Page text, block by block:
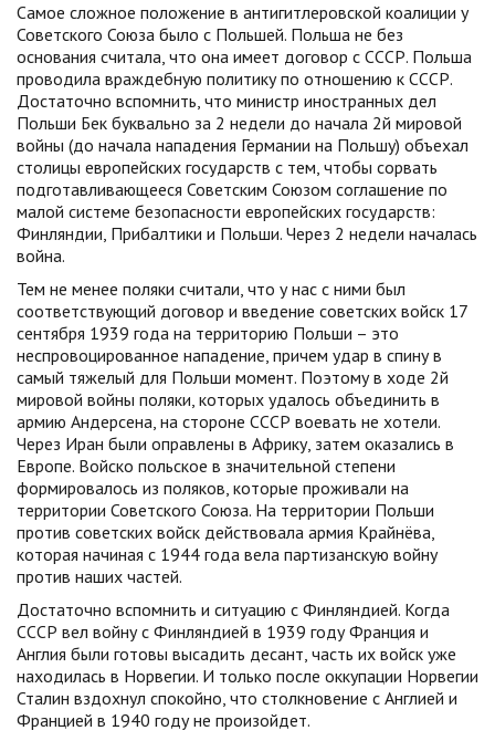
Самое сложное положение в антигитлеровской коалиции у
Советского Союза было с Польшей. Польша не без
основания считала, что она имеет договор с СССР. Польша
проводила враждебную политику по отношению к СССР.
Достаточно вспомнить, что министр иностранных дел
Польши Бек буквально за 2 недели до начала 2й мировой
войны (до начала нападения Германии на Польшу) объехал
столицы европейских государств с тем, чтобы сорвать
подготавливающееся Советским Союзом соглашение по
малой системе безопасности европейских государств:
Финляндии, Прибалтики и Польши. Через 2 недели началась
война.
Тем не менее поляки считали, что у нас с ними был
соответствующий договор и введение советских войск 17
сентября 1939 года на территорию Польши – это
неспровоцированное нападение, причем удар в спину в
самый тяжелый для Польши момент. Поэтому в ходе 2й
мировой войны поляки, которых удалось объединить в
армию Андерсена, на стороне СССР воевать не хотели.
Через Иран были оправлены в Африку, затем оказались в
Европе. Войско польское в значительной степени
формировалось из поляков, которые проживали на
территории Советского Союза. На территории Польши
против советских войск действовала армия Крайнёва,
которая начиная с 1944 года вела партизанскую войну
против наших частей.
Достаточно вспомнить и ситуацию с Финляндией. Когда
СССР вел войну с Финляндией в 1939 году Франция и
Англия были готовы высадить десант, часть их войск уже
находилась в Норвегии. И только после оккупации Норвегии
Сталин вздохнул спокойно, что столкновение с Англией и
Францией в 1940 году не произойдет.